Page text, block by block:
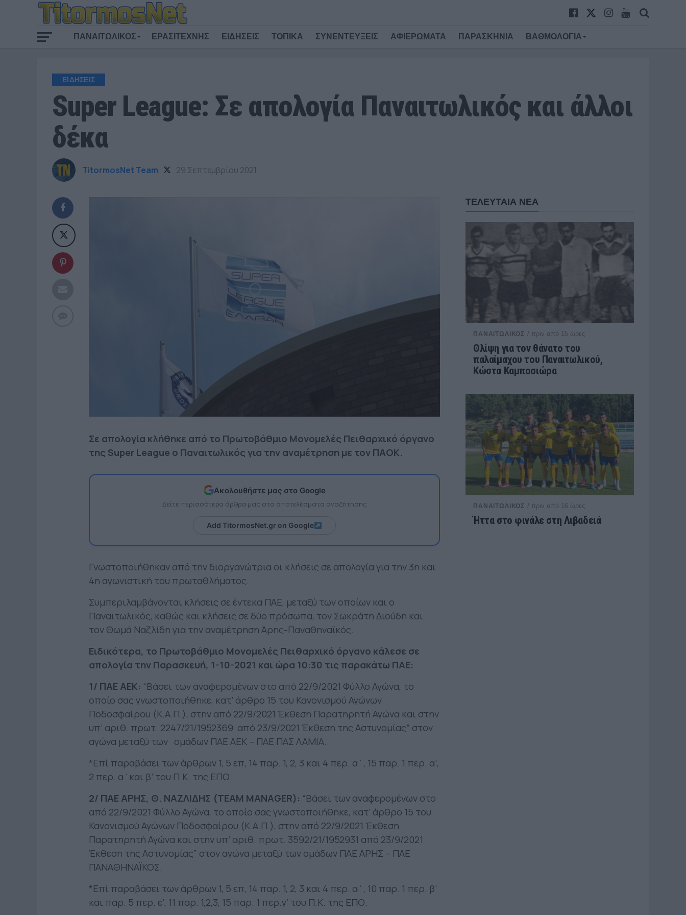
ΠΑΝΑΙΤΩΛΙΚΟΣ ΕΡΑΣΙΤΕΧΝΗΣ ΕΙΔΗΣΕΙΣ ΤΟΠΙΚΑ ΣΥΝΕΝΤΕΥΞΕΙΣ ΑΦΙΕΡΩΜΑΤΑ ΠΑΡΑΣΚΗΝΙΑ ΒΑΘΜΟΛΟΓΙΑ
ΕΙΔΗΣΕΙΣ
Super League: Σε απολογία Παναιτωλικός και άλλοι
δέκα
TitormosNet Team 29 Σεπτεμβρίου 2021
Σε απολογία κλήθηκε από το Πρωτοβάθμιο Μονομελές Πειθαρχικό όργανο
της Super League ο Παναιτωλικός για την αναμέτρηση με τον ΠΑΟΚ.
Ακολουθήστε μας στο Google
Δείτε περισσότερα άρθρα μας στα αποτελέσματα αναζήτησης
Add TitormosNet.gr on Google
Γνωστοποιήθηκαν από την διοργανώτρια οι κλήσεις σε απολογία για την 3η και
4η αγωνιστική του πρωταθλήματος.
Συμπεριλαμβάνονται κλήσεις σε έντεκα ΠΑΕ, μεταξύ των οποίων και ο
Παναιτωλικός, καθώς και κλήσεις σε δύο πρόσωπα, τον Σωκράτη Διούδη και
τον Θωμά Ναζλίδη για την αναμέτρηση Άρης-Παναθηναϊκός.
Ειδικότερα, το Πρωτοβάθμιο Μονομελές Πειθαρχικό όργανο κάλεσε σε
απολογία την Παρασκευή, 1-10-2021 και ώρα 10:30 τις παρακάτω ΠΑΕ:
1/ ΠΑΕ ΑΕΚ: “Βάσει των αναφερομένων στο από 22/9/2021 Φύλλο Αγώνα, το
οποίο σας γνωστοποιήθηκε, κατ’ άρθρο 15 του Κανονισμού Αγώνων
Ποδοσφαίρου (Κ.Α.Π.), στην από 22/9/2021 Έκθεση Παρατηρητή Αγώνα και στην
υπ’ αριθ. πρωτ. 2247/21/1952369 από 23/9/2021 Έκθεση της Αστυνομίας” στον
αγώνα μεταξύ των ομάδων ΠΑΕ ΑΕΚ – ΠΑΕ ΠΑΣ ΛΑΜΙΑ.
*Επί παραβάσει των άρθρων 1, 5 επ, 14 παρ. 1, 2, 3 και 4 περ. α΄, 15 παρ. 1 περ. α’,
2 περ. α΄και β’ του Π.Κ. της ΕΠΟ.
2/ ΠΑΕ ΑΡΗΣ, Θ. ΝΑΖΛΙΔΗΣ (TEAM MANAGER): “Βάσει των αναφερομένων στο
από 22/9/2021 Φύλλο Αγώνα, το οποίο σας γνωστοποιήθηκε, κατ’ άρθρο 15 του
Κανονισμού Αγώνων Ποδοσφαίρου (Κ.Α.Π.), στην από 22/9/2021 Έκθεση
Παρατηρητή Αγώνα και στην υπ’ αριθ. πρωτ. 3592/21/1952931 από 23/9/2021
Έκθεση της Αστυνομίας” στον αγώνα μεταξύ των ομάδων ΠΑΕ ΑΡΗΣ – ΠΑΕ
ΠΑΝΑΘΗΝΑΪΚΟΣ.
*Επί παραβάσει των άρθρων 1, 5 επ, 14 παρ. 1, 2, 3 και 4 περ. α΄, 10 παρ. 1 περ. β’
και παρ. 5 περ. ε’, 11 παρ. 1,2,3, 15 παρ. 1 περ.γ’ του Π.Κ. της ΕΠΟ.
ΤΕΛΕΥΤΑΙΑ ΝΕΑ
ΠΑΝΑΙΤΩΛΙΚΟΣ / πριν από 15 ώρες
Θλίψη για τον θάνατο του
παλαίμαχου του Παναιτωλικού,
Κώστα Καμποσιώρα
ΠΑΝΑΙΤΩΛΙΚΟΣ / πριν από 16 ώρες
Ήττα στο φινάλε στη Λιβαδειά